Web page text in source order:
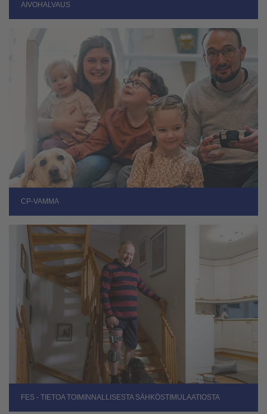
AIVOHALVAUS
CP-VAMMA
FES - TIETOA TOIMINNALLISESTA SÄHKÖSTIMULAATIOSTA